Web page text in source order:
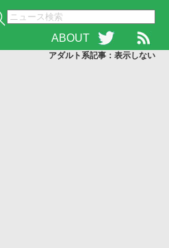
ABOUT
アダルト系記事：表示しない